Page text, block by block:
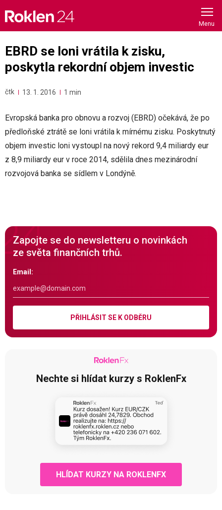
content
EBRD se loni vrátila k zisku,
poskytla rekordní objem investic
čtk 13. 1. 2016 1 min
Evropská banka pro obnovu a rozvoj (EBRD) očekává, že po
předloňské ztrátě se loni vrátila k mírnému zisku. Poskytnutý
objem investic loni vystoupl na nový rekord 9,4 miliardy eur
z 8,9 miliardy eur v roce 2014, sdělila dnes mezinárodní
rozvojová banka se sídlem v Londýně.
Zapojte se do newsletteru o novinkách
ze světa finančních trhů.
Email:
PŘIHLÁSIT SE K ODBĚRU
Nechte si hlídat kurzy s RoklenFx
HLÍDAT KURZY NA ROKLENFX